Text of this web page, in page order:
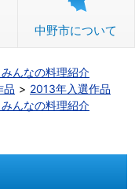
中野市について
んなの料理紹介
品
2013年入選作品
んなの料理紹介